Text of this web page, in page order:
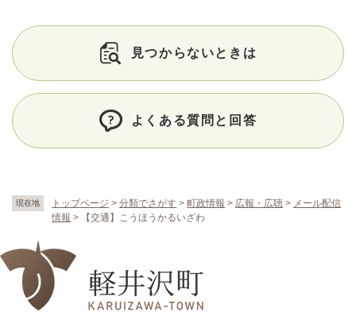
現在地 トップページ > 分類でさがす > 町政情報 > 広報・広聴 > メール配信
情報 > 【交通】こうほうかるいざわ
見つからないときは
よくある質問と回答